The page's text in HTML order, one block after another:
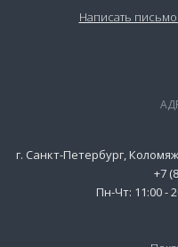
Написать
г. Санкт-Петербург,
+7
Пн-Чт: 11:00 -